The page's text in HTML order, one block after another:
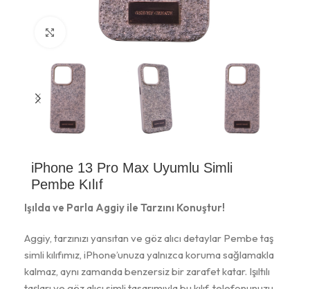
Büyütmek için tıklayın
iPhone 13 Pro Max Uyumlu Simli
Pembe Kılıf
Işılda ve Parla Aggiy ile Tarzını Konuştur!
Aggiy, tarzınızı yansıtan ve göz alıcı detaylar Pembe taş
simli kılıfımız, iPhone’unuza yalnızca koruma sağlamakla
kalmaz, aynı zamanda benzersiz bir zarafet katar. Işıltılı